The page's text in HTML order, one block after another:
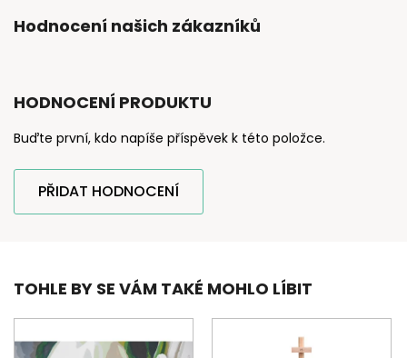
Hodnocení našich zákazníků
HODNOCENÍ PRODUKTU
Buďte první, kdo napíše příspěvek k této položce.
PŘIDAT HODNOCENÍ
TOHLE BY SE VÁM TAKÉ MOHLO LÍBIT